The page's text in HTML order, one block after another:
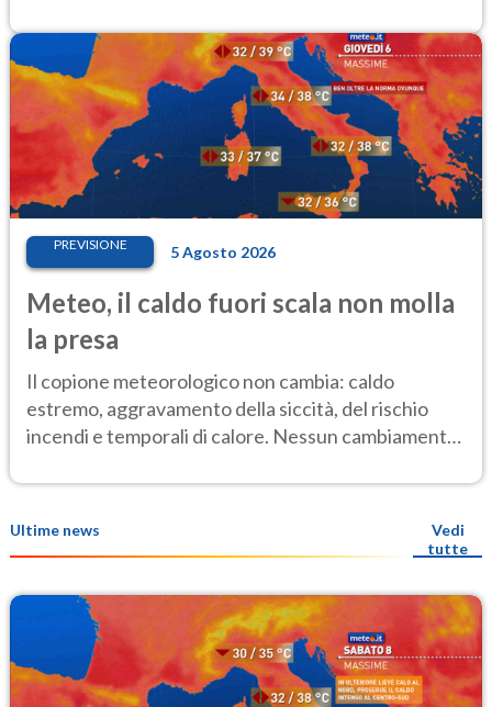
PREVISIONE 5 Agosto 2026
Meteo, il caldo fuori scala non molla
la presa
Il copione meteorologico non cambia: caldo
estremo, aggravamento della siccità, del rischio
incendi e temporali di calore. Nessun cambiamento
Ultime news
Vedi
tutte